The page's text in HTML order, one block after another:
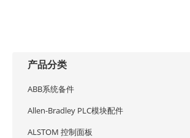
产品分类
ABB系统备件
Allen-Bradley PLC模块配件
ALSTOM 控制面板